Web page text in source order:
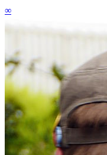
∞